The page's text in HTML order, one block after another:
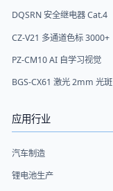
DQSRN 安全继电器 Cat.4
CZ-V21 多通道色标 3000+
PZ-CM10 AI 自学习视觉
BGS-CX61 激光 2mm 光斑
应用行业
汽车制造
锂电池生产